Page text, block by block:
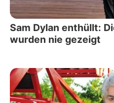
Sam Dylan enthüllt:
wurden nie gezeigt